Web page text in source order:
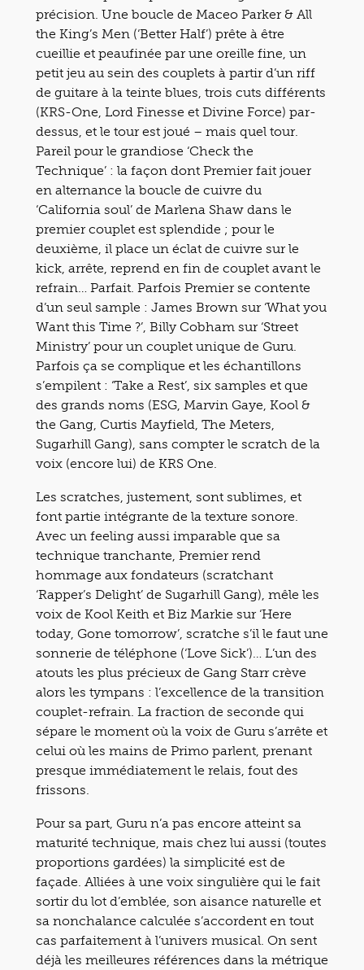
précision. Une boucle de Maceo Parker & All
the King’s Men (‘Better Half’) prête à être
cueillie et peaufinée par une oreille fine, un
petit jeu au sein des couplets à partir d’un riff
de guitare à la teinte blues, trois cuts différents
(KRS-One, Lord Finesse et Divine Force) par-
dessus, et le tour est joué – mais quel tour.
Pareil pour le grandiose ‘Check the
Technique’ : la façon dont Premier fait jouer
en alternance la boucle de cuivre du
‘California soul’ de Marlena Shaw dans le
premier couplet est splendide ; pour le
deuxième, il place un éclat de cuivre sur le
kick, arrête, reprend en fin de couplet avant le
refrain… Parfait. Parfois Premier se contente
d’un seul sample : James Brown sur ‘What you
Want this Time ?’, Billy Cobham sur ‘Street
Ministry’ pour un couplet unique de Guru.
Parfois ça se complique et les échantillons
s’empilent : ‘Take a Rest’, six samples et que
des grands noms (ESG, Marvin Gaye, Kool &
the Gang, Curtis Mayfield, The Meters,
Sugarhill Gang), sans compter le scratch de la
voix (encore lui) de KRS One.
Les scratches, justement, sont sublimes, et
font partie intégrante de la texture sonore.
Avec un feeling aussi imparable que sa
technique tranchante, Premier rend
hommage aux fondateurs (scratchant
‘Rapper’s Delight’ de Sugarhill Gang), mêle les
voix de Kool Keith et Biz Markie sur ‘Here
today, Gone tomorrow’, scratche s’il le faut une
sonnerie de téléphone (‘Love Sick’)… L’un des
atouts les plus précieux de Gang Starr crève
alors les tympans : l’excellence de la transition
couplet-refrain. La fraction de seconde qui
sépare le moment où la voix de Guru s’arrête et
celui où les mains de Primo parlent, prenant
presque immédiatement le relais, fout des
frissons.
Pour sa part, Guru n’a pas encore atteint sa
maturité technique, mais chez lui aussi (toutes
proportions gardées) la simplicité est de
façade. Alliées à une voix singulière qui le fait
sortir du lot d’emblée, son aisance naturelle et
sa nonchalance calculée s’accordent en tout
cas parfaitement à l’univers musical. On sent
déjà les meilleures références dans la métrique